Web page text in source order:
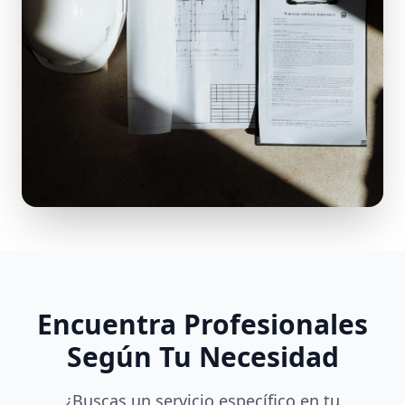
Encuentra Profesionales
Según Tu Necesidad
¿Buscas un servicio específico en tu